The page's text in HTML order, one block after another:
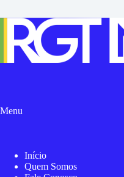
Menu
Início
Quem Somos